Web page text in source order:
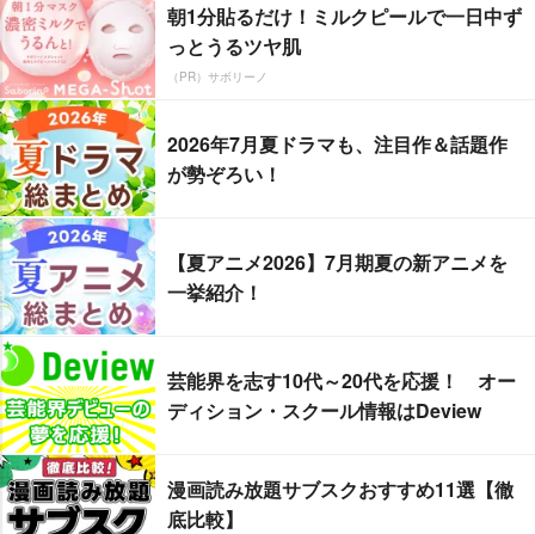
朝1分貼るだけ！ミルクピールで一日中ず
っとうるツヤ肌
（PR）サボリーノ
2026年7月夏ドラマも、注目作＆話題作
が勢ぞろい！
【夏アニメ2026】7月期夏の新アニメを
一挙紹介！
芸能界を志す10代～20代を応援！ オー
ディション・スクール情報はDeview
漫画読み放題サブスクおすすめ11選【徹
底比較】